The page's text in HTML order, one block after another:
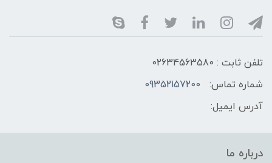
تلفن ثابت : 02634563580
شماره تماس:
09352157200
آدرس ایمیل:
درباره ما